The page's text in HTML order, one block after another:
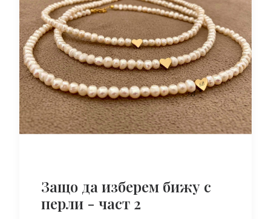
Защо да изберем бижу с
перли - част 2